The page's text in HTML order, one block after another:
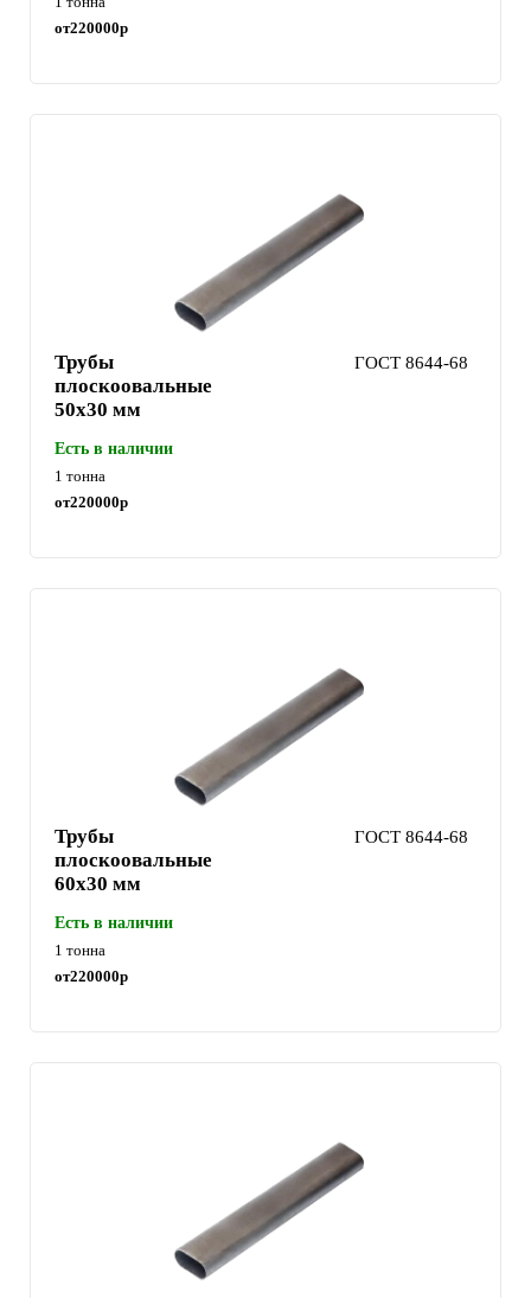
от220000р
Трубы
плоскоовальные
50х30 мм
ГОСТ 8644-68
Есть в наличии
1 тонна
от220000р
Трубы
плоскоовальные
60х30 мм
ГОСТ 8644-68
Есть в наличии
1 тонна
от220000р